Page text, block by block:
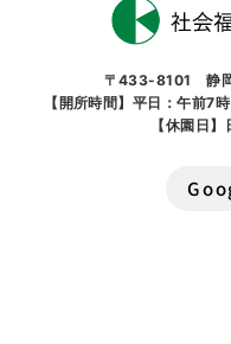
〒433-8101 静岡
【開所時間】平日：午前
【休園日